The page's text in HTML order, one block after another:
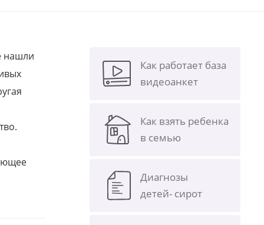
нашли
Как работает база
видеоанкет
Как взять ребенка
в семью
Диагнозы
детей- сирот